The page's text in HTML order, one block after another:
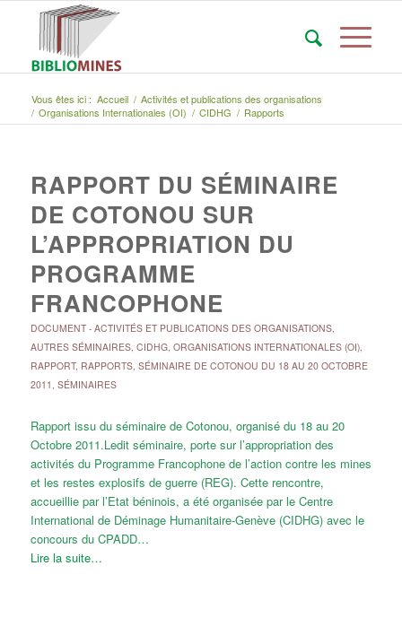
Vous êtes ici : Accueil / Activités et publications des organisations
/ Organisations Internationales (OI) / CIDHG / Rapports
RAPPORT DU SÉMINAIRE
DE COTONOU SUR
L’APPROPRIATION DU
PROGRAMME
FRANCOPHONE
DOCUMENT- ACTIVITÉS ET PUBLICATIONS DES ORGANISATIONS,
AUTRES SÉMINAIRES, CIDHG, ORGANISATIONS INTERNATIONALES (OI),
RAPPORT, RAPPORTS, SÉMINAIRE DE COTONOU DU 18 AU 20 OCTOBRE
2011 , SÉMINAIRES
Rapport issu du séminaire de Cotonou, organisé du 18 au 20
Octobre 2011.Ledit séminaire, porte sur l’appropriation des
activités du Programme Francophone de l’action contre les mines
et les restes explosifs de guerre (REG). Cette rencontre,
accueillie par l’Etat béninois, a été organisée par le Centre
International de Déminage Humanitaire-Genève (CIDHG) avec le
concours du CPADD…
Lire la suite…